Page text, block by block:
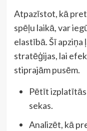
Atpazīstot, kā
spēļu laikā, var
elastībā. Šī apziņa
stratēģijas, lai
stiprajām pusēm.
Pētīt
sekas.
Analizēt, kā